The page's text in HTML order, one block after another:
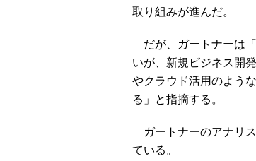
取り組みが進んだ。
だが、ガートナーは
いが、新規ビジネス開
やクラウド活用のよう
る」と指摘する。
ガートナーのアナリ
ている。